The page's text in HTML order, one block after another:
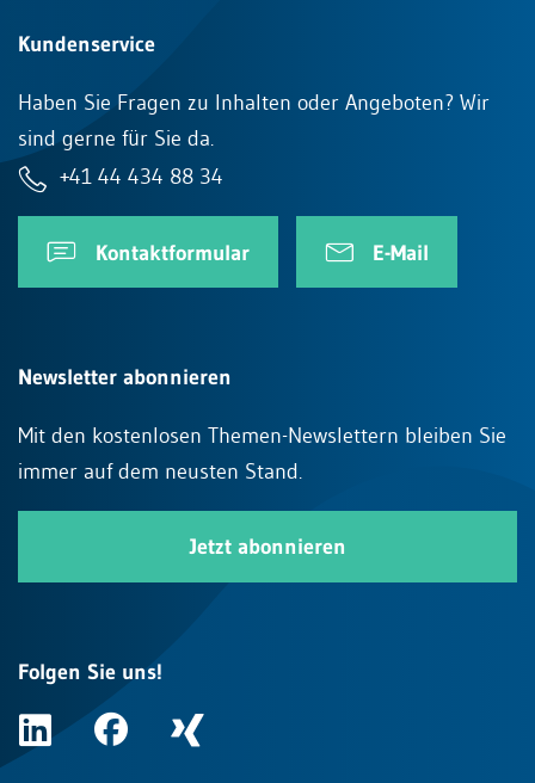
Kundenservice
Haben Sie Fragen zu Inhalten oder Angeboten? Wir
sind gerne für Sie da.
+41 44 434 88 34
Kontaktformular E-Mail
Newsletter abonnieren
Mit den kostenlosen Themen-Newslettern bleiben Sie
immer auf dem neusten Stand.
Jetzt abonnieren
Folgen Sie uns!